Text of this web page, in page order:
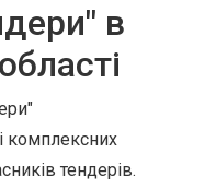
в
комплексних
тендерів.